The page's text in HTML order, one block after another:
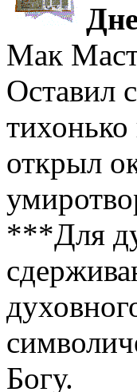
Мак
Оставил
открыл
***Для
Богу.